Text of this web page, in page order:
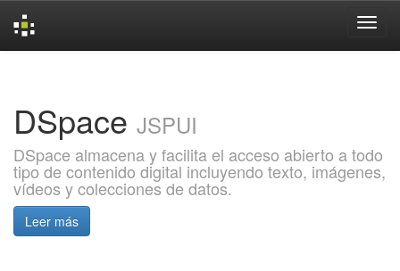
DSpace JSPUI
DSpace almacena y facilita el acceso abierto a todo
tipo de contenido digital incluyendo texto, imágenes,
vídeos y colecciones de datos.
Leer más